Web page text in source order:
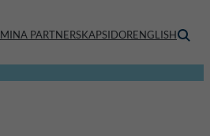
MINA PARTNERSKAPSIDORENGLISH